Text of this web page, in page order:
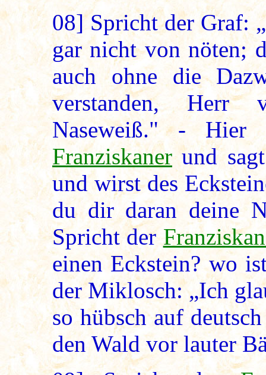
08]Spricht der Graf:
gar nicht von nöten;
auch ohne die
verstanden, Herr
Naseweiß." -
Franziskaner und
und wirst des
du dir daran deine
Spricht der
einen Eckstein? wo
der Miklosch: „Ich
so hübsch auf
den Wald vor lauter